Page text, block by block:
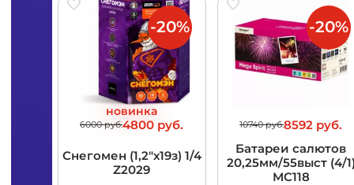
новинка
6000 руб.4800 руб.
Снегомен (1,2"х19з) 1/4
Z2029
-20%
10740 руб.8592 руб.
Батареи салютов
20,25мм/55выст (4/
MC118
-20%